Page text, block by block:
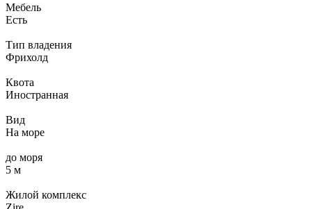
Мебель
Есть
Тип владения
Фрихолд
Квота
Иностранная
Вид
На море
до моря
5 м
Жилой комплекс